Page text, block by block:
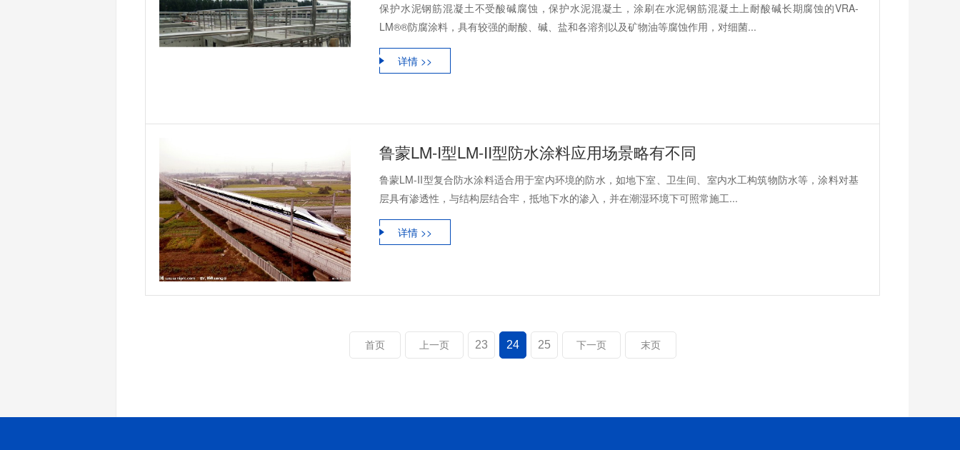
保护水泥钢筋混凝土不受酸碱腐蚀，保护水泥混凝土，涂刷在水泥钢筋混凝土上耐酸碱长期腐蚀的VRA-
LM®®防腐涂料，具有较强的耐酸、碱、盐和各溶剂以及矿物油等腐蚀作用，对细菌...
详情 >>
鲁蒙LM-I型LM-II型防水涂料应用场景略有不同
鲁蒙LM-II型复合防水涂料适合用于室内环境的防水，如地下室、卫生间、室内水工构筑物防水等，涂料对基
层具有渗透性，与结构层结合牢，抵地下水的渗入，并在潮湿环境下可照常施工...
详情 >>
首页 上一页 23 24 25 下一页 末页